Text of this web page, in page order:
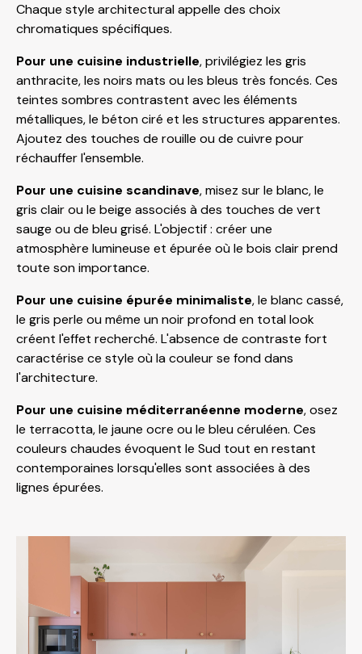
Chaque style architectural appelle des choix
chromatiques spécifiques.
Pour une cuisine industrielle, privilégiez les gris
anthracite, les noirs mats ou les bleus très foncés. Ces
teintes sombres contrastent avec les éléments
métalliques, le béton ciré et les structures apparentes.
Ajoutez des touches de rouille ou de cuivre pour
réchauffer l'ensemble.
Pour une cuisine scandinave, misez sur le blanc, le
gris clair ou le beige associés à des touches de vert
sauge ou de bleu grisé. L'objectif : créer une
atmosphère lumineuse et épurée où le bois clair prend
toute son importance.
Pour une cuisine épurée minimaliste, le blanc cassé,
le gris perle ou même un noir profond en total look
créent l'effet recherché. L'absence de contraste fort
caractérise ce style où la couleur se fond dans
l'architecture.
Pour une cuisine méditerranéenne moderne, osez
le terracotta, le jaune ocre ou le bleu céruléen. Ces
couleurs chaudes évoquent le Sud tout en restant
contemporaines lorsqu'elles sont associées à des
lignes épurées.